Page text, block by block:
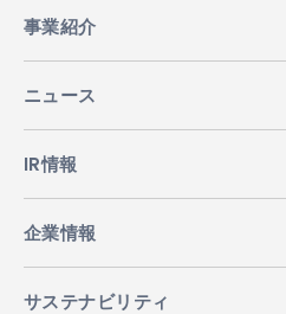
事業紹介
ニュース
IR情報
企業情報
サステナビリティ